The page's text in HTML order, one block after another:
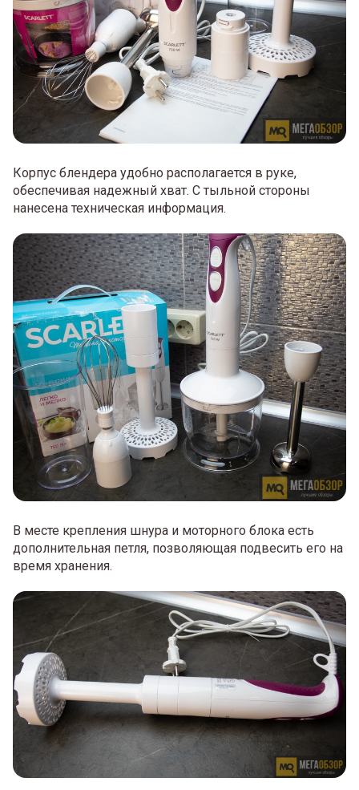
Корпус блендера удобно располагается в руке,
обеспечивая надежный хват. С тыльной стороны
нанесена техническая информация.
В месте крепления шнура и моторного блока есть
дополнительная петля, позволяющая подвесить его на
время хранения.